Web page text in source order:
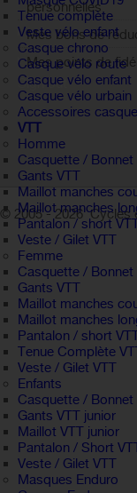
Tenue complète
Veste vélo enfant
Casque chrono
Casque vélo route
Casque vélo enfant
Casque vélo urbain
Accessoires
VTT
Homme
Casquette / Bonnet
Gants VTT
Maillot manches
Maillot manches
Pantalon / short
Veste / Gilet VTT
Femme
Casquette / Bonnet
Gants VTT
Maillot manches
Maillot manches
Pantalon / short
Tenue Complète
Veste / Gilet VTT
Enfants
Casquette / Bonnet
Gants VTT junior
Maillot VTT junior
Pantalon / Short
Veste / Gilet VTT
Masques Enduro
personnelles
Mes bons de
Mes points de
Sign out
© 2005 -2026 Cycles